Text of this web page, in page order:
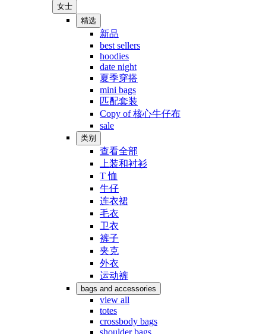
女士
精选
新品
best sellers
hoodies
date night
夏季穿搭
mini bags
匹配套装
Copy of 核心牛仔布
sale
类别
查看全部
上装和衬衫
T 恤
牛仔
连衣裙
毛衣
卫衣
裤子
夹克
外衣
运动裤
bags and accessories
view all
totes
crossbody bags
shoulder bags